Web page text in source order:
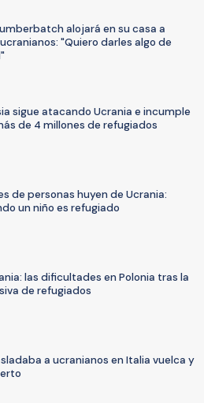
alojará en su casa a
"Quiero darles algo de
sigue atacando Ucrania e incumple
de 4 millones de refugiados
de personas huyen de Ucrania:
un niño es refugiado
las dificultades en Polonia tras la
de refugiados
a ucranianos en Italia vuelca y